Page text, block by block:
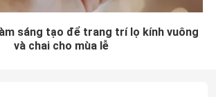
sáng tạo để trang trí lọ kính vuông
và chai cho mùa lễ